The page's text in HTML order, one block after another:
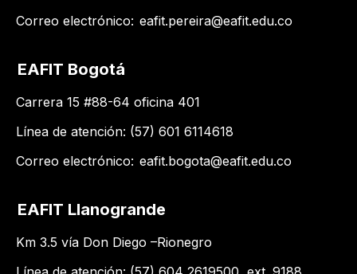
Correo electrónico: eafit.pereira@eafit.edu.co
EAFIT Bogotá
Carrera 15 #88-64 oficina 401
Línea de atención: (57) 601 6114618
Correo electrónico: eafit.bogota@eafit.edu.co
EAFIT Llanogrande
Km 3.5 vía Don Diego –Rionegro